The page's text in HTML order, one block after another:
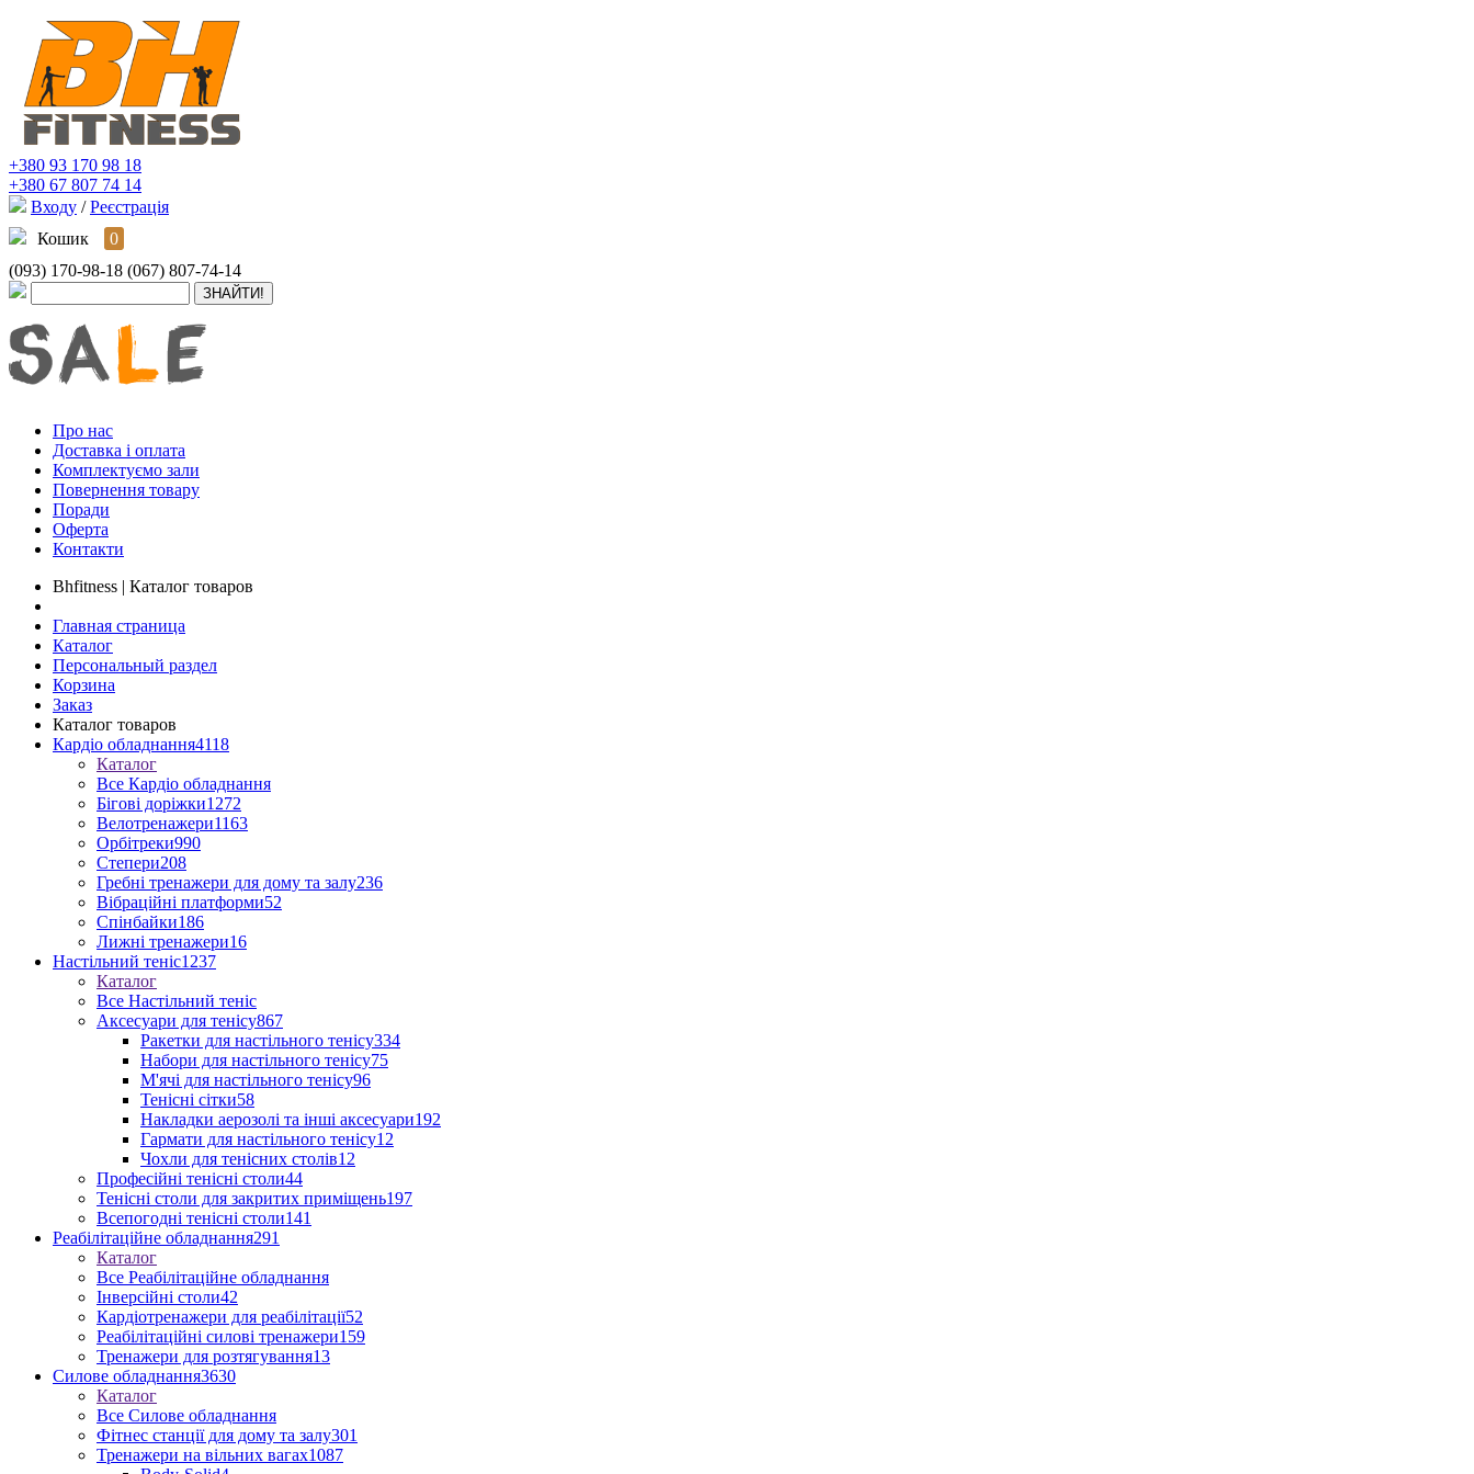
+380 93 170 98 18
+380 67 807 74 14
Входу / Реєстрація
Кошик
0
(093) 170-98-18 (067) 807-74-14
Про нас
Доставка і оплата
Комплектуємо зали
Повернення товару
Поради
Оферта
Контакти
Bhfitness | Каталог товаров
Главная страница
Каталог
Персональный раздел
Корзина
Заказ
Каталог товаров
Кардіо обладнання4118
Каталог
Все Кардіо обладнання
Бігові доріжки1272
Велотренажери1163
Орбітреки990
Степери208
Гребні тренажери для дому та залу236
Вібраційні платформи52
Спінбайки186
Лижні тренажери16
Настільний теніс1237
Каталог
Все Настільний теніс
Аксесуари для тенісу867
Ракетки для настільного тенісу334
Набори для настільного тенісу75
М'ячі для настільного тенісу96
Тенісні сітки58
Накладки аерозолі та інші аксесуари192
Гармати для настільного тенісу12
Чохли для тенісних столів12
Професійні тенісні столи44
Тенісні столи для закритих приміщень197
Всепогодні тенісні столи141
Реабілітаційне обладнання291
Каталог
Все Реабілітаційне обладнання
Інверсійні столи42
Кардіотренажери для реабілітації52
Реабілітаційні силові тренажери159
Тренажери для розтягування13
Силове обладнання3630
Каталог
Все Силове обладнання
Фітнес станції для дому та залу301
Тренажери на вільних вагах1087